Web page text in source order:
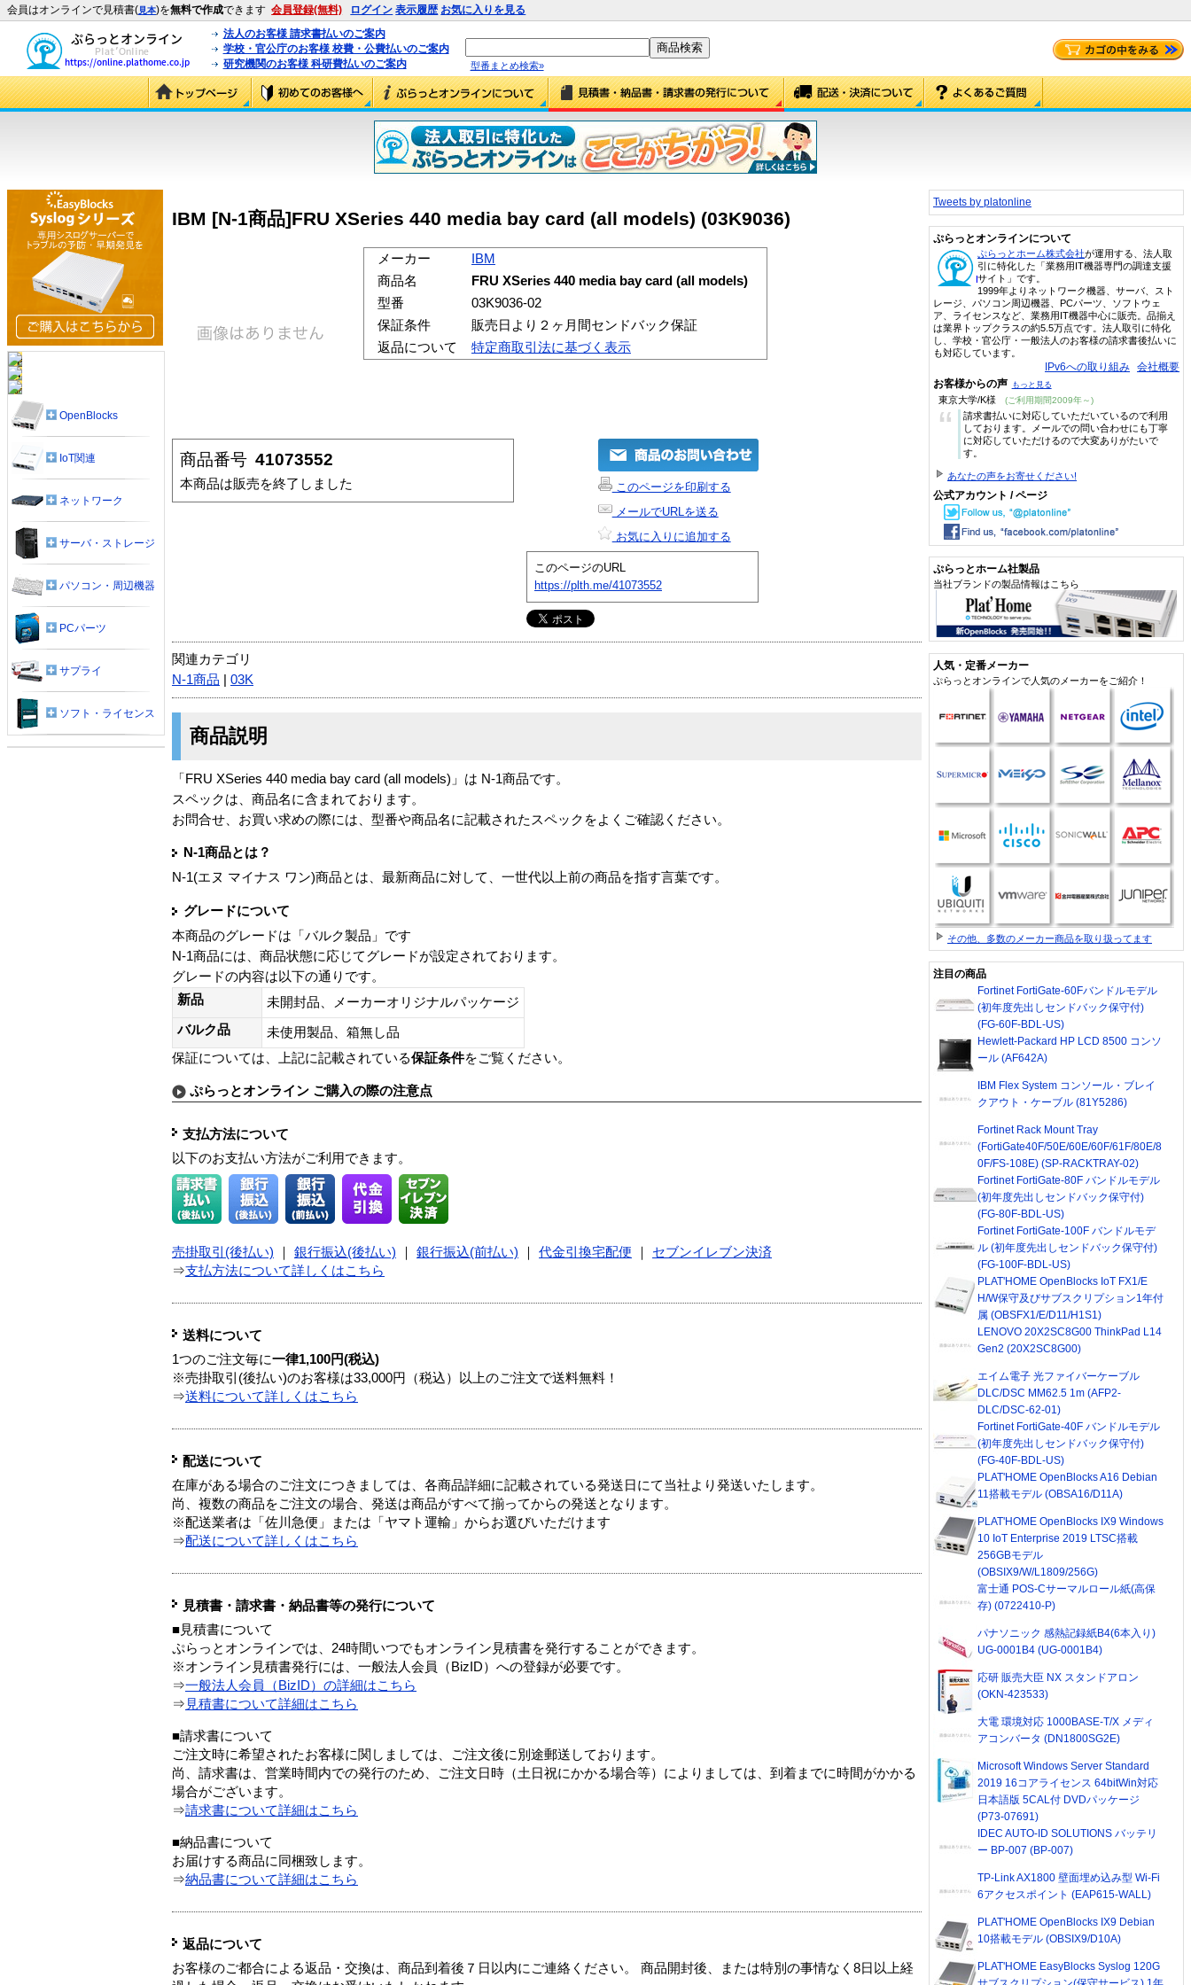
会員はオンラインで見積書(見本)を無料で作成できます 会員登録(無料) ログイン 表示履歴 お気に入りを見る
法人のお客様 請求書払いのご案内
学校・官公庁のお客様 校費・公費払いのご案内
研究機関のお客様 科研費払いのご案内
型番まとめ検索»
IBM [N-1商品]FRU XSeries 440 media bay card (all models) (03K9036)
メーカー
IBM
商品名
FRU XSeries 440 media bay card (all models)
型番
03K9036-02
保証条件
販売日より２ヶ月間センドバック保証
返品について
特定商取引法に基づく表示
商品番号 41073552
本商品は販売を終了しました
このページを印刷する
メールでURLを送る
お気に入りに追加する
このページのURL
https://plth.me/41073552
関連カテゴリ
N-1商品
03K
商品説明
「FRU XSeries 440 media bay card (all models)」は N-1商品です。
スペックは、商品名に含まれております。
お問合せ、お買い求めの際には、型番や商品名に記載されたスペックをよくご確認ください。
N-1商品とは？
N-1(エヌ マイナス ワン)商品とは、最新商品に対して、一世代以上前の商品を指す言葉です。
グレードについて
本商品のグレードは「バルク製品」です
N-1商品には、商品状態に応じてグレードが設定されております。
グレードの内容は以下の通りです。
新品
未開封品、メーカーオリジナルパッケージ
バルク品
未使用製品、箱無し品
保証については、上記に記載されている保証条件をご覧ください。
ぷらっとオンライン ご購入の際の注意点
支払方法について
以下のお支払い方法がご利用できます。
売掛取引(後払い) 銀行振込(後払い) 銀行振込(前払い) 代金引換宅配便
セブンイレブン決済
⇒支払方法について詳しくはこちら
送料について
1つのご注文毎に一律1,100円(税込)
※売掛取引(後払い)のお客様は33,000円（税込）以上のご注文で送料無料！
⇒送料について詳しくはこちら
配送について
在庫がある場合のご注文につきましては、各商品詳細に記載されている発送日にて当社より発送いたします。
尚、複数の商品をご注文の場合、発送は商品がすべて揃ってからの発送となります。
※配送業者は「佐川急便」または「ヤマト運輸」からお選びいただけます
⇒配送について詳しくはこちら
見積書・請求書・納品書等の発行について
■見積書について
ぷらっとオンラインでは、24時間いつでもオンライン見積書を発行することができます。
※オンライン見積書発行には、一般法人会員（BizID）への登録が必要です。
⇒一般法人会員（BizID）の詳細はこちら
⇒ 見積書について詳細はこちら
■請求書について
ご注文時に希望されたお客様に関しましては、ご注文後に別途郵送しております。
尚、請求書は、営業時間内での発行のため、ご注文日時（土日祝にかかる場合等）によりましては、到着までに時間がかかる
場合がございます。
⇒請求書について詳細はこちら
■納品書について
お届けする商品に同梱致します。
⇒納品書について詳細はこちら
返品について
お客様のご都合による返品・交換は、商品到着後７日以内にご連絡ください。 商品開封後、または特別の事情なく8日以上経
OpenBlocks
IoT関連
ネットワーク
サーバ・ストレージ
パソコン・周辺機器
PCパーツ
サプライ
ソフト・ライセンス
Tweets by platonline
ぷらっとオンラインについて
ぷらっとホーム株式会社が運用する、法人取
引に特化した「業務用IT機器専門の調達支援
サイト」です。
1999年よりネットワーク機器、サーバ、スト
レージ、パソコン周辺機器、PCパーツ、ソフトウェ
ア、ライセンスなど、業務用IT機器中心に販売。品揃え
は業界トップクラスの約5.5万点です。法人取引に特化
し、学校・官公庁・一般法人のお客様の請求書後払いに
も対応しています。
IPv6への取り組み 会社概要
お客様からの声 もっと見る
東京大学/K様 (ご利用期間2009年～)
“
請求書払いに対応していただいているので利用
しております。メールでの問い合わせにも丁寧
に対応していただけるので大変ありがたいで
す。
あなたの声をお寄せください!
公式アカウント / ページ
ぷらっとホーム社製品
当社ブランドの製品情報はこちら
人気・定番メーカー
ぷらっとオンラインで人気のメーカーをご紹介！
その他、多数のメーカー商品を取り扱ってます
注目の商品
Fortinet FortiGate-60Fバンドルモデル
(初年度先出しセンドバック保守付)
(FG-60F-BDL-US)
Hewlett-Packard HP LCD 8500 コンソ
ール (AF642A)
IBM Flex System コンソール・ブレイ
クアウト・ケーブル (81Y5286)
Fortinet Rack Mount Tray
(FortiGate40F/50E/60E/60F/61F/80E/8
0F/FS-108E) (SP-RACKTRAY-02)
Fortinet FortiGate-80F バンドルモデル
(初年度先出しセンドバック保守付)
(FG-80F-BDL-US)
Fortinet FortiGate-100F バンドルモデ
ル (初年度先出しセンドバック保守付)
(FG-100F-BDL-US)
PLAT'HOME OpenBlocks IoT FX1/E
H/W保守及びサブスクリプション1年付
属 (OBSFX1/E/D11/H1S1)
LENOVO 20X2SC8G00 ThinkPad L14
Gen2 (20X2SC8G00)
エイム電子 光ファイバーケーブル
DLC/DSC MM62.5 1m (AFP2-
DLC/DSC-62-01)
Fortinet FortiGate-40F バンドルモデル
(初年度先出しセンドバック保守付)
(FG-40F-BDL-US)
PLAT'HOME OpenBlocks A16 Debian
11搭載モデル (OBSA16/D11A)
PLAT'HOME OpenBlocks IX9 Windows
10 IoT Enterprise 2019 LTSC搭載
256GBモデル
(OBSIX9/W/L1809/256G)
富士通 POS-Cサーマルロール紙(高保
存) (0722410-P)
パナソニック 感熱記録紙B4(6本入り)
UG-0001B4 (UG-0001B4)
応研 販売大臣 NX スタンドアロン
(OKN-423533)
大電 環境対応 1000BASE-T/X メディ
アコンバータ (DN1800SG2E)
Microsoft Windows Server Standard
2019 16コアライセンス 64bitWin対応
日本語版 5CAL付 DVDパッケージ
(P73-07691)
IDEC AUTO-ID SOLUTIONS バッテリ
ー BP-007 (BP-007)
TP-Link AX1800 壁面埋め込み型 Wi-Fi
6アクセスポイント (EAP615-WALL)
PLAT'HOME OpenBlocks IX9 Debian
10搭載モデル (OBSIX9/D10A)
PLAT'HOME EasyBlocks Syslog 120G